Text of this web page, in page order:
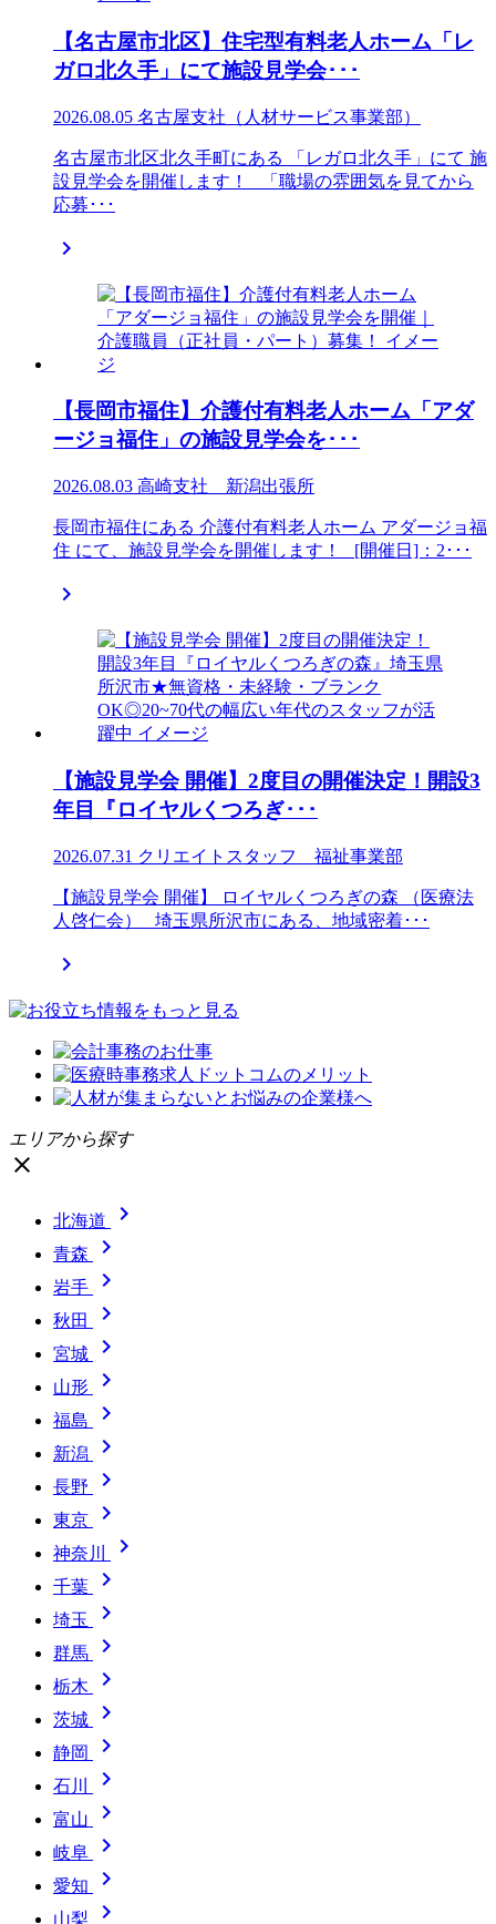
【名古屋市北区】住宅型有料老人ホーム「レ
ガロ北久手」にて施設見学会･･･
2026.08.05 名古屋支社（人材サービス事業部）
名古屋市北区北久手町にある 「レガロ北久手」にて 施
設見学会を開催します！ 「職場の雰囲気を見てから
応募･･･

【長岡市福住】介護付有料老人ホーム「アダ
ージョ福住」の施設見学会を･･･
2026.08.03 高崎支社 新潟出張所
長岡市福住にある 介護付有料老人ホーム アダージョ福
住 にて、施設見学会を開催します！ [開催日]：2･･･

【施設見学会 開催】2度目の開催決定！開設3
年目『ロイヤルくつろぎ･･･
2026.07.31 クリエイトスタッフ 福祉事業部
【施設見学会 開催】 ロイヤルくつろぎの森 （医療法
人啓仁会） 埼玉県所沢市にある、地域密着･･･

エリアから探す
close
北海道 
青森 
岩手 
秋田 
宮城 
山形 
福島 
新潟 
長野 
東京 
神奈川 
千葉 
埼玉 
群馬 
栃木 
茨城 
静岡 
石川 
富山 
岐阜 
愛知 
山梨 